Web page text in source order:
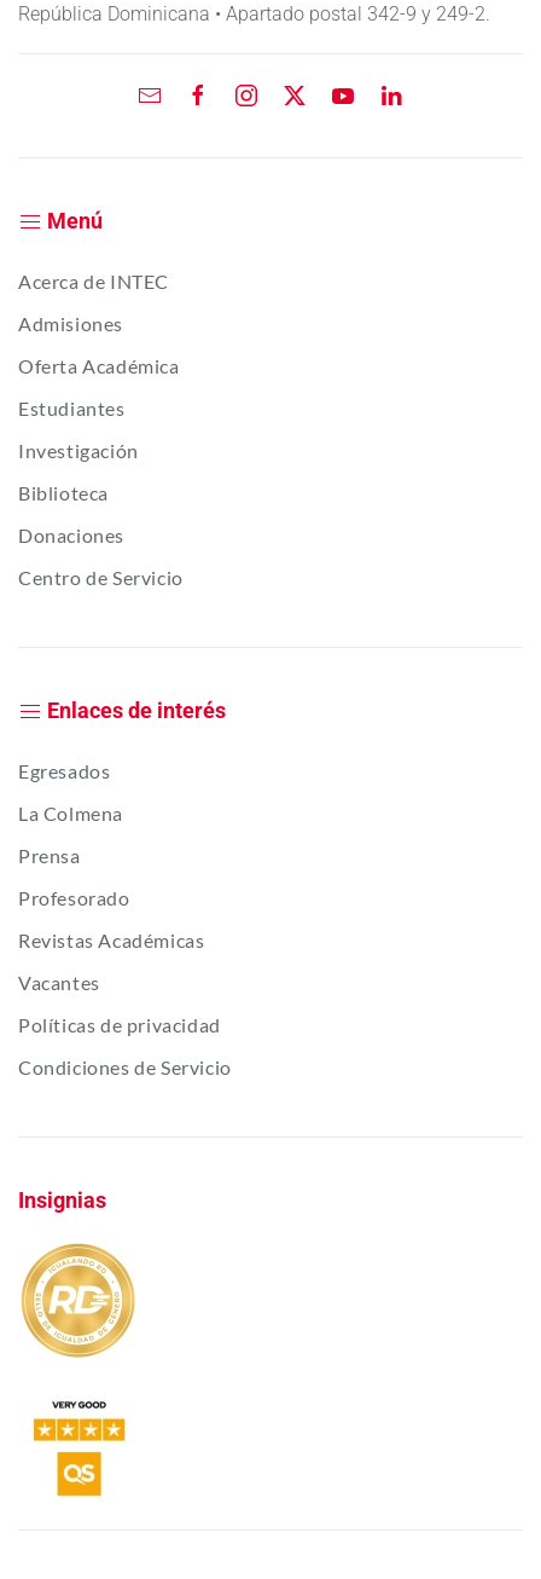
República Dominicana • Apartado postal 342-9 y 249-2.
Menú
Acerca de INTEC
Admisiones
Oferta Académica
Estudiantes
Investigación
Biblioteca
Donaciones
Centro de Servicio
Enlaces de interés
Egresados
La Colmena
Prensa
Profesorado
Revistas Académicas
Vacantes
Políticas de privacidad
Condiciones de Servicio
Insignias